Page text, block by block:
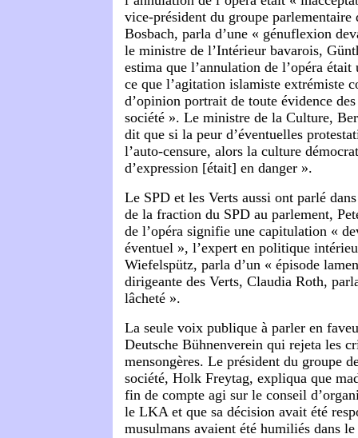
vice-président du groupe
Bosbach, parla d’une « génuflexion
le ministre de l’Intérieur bavarois,
estima que l’annulation de l’opéra
ce que l’agitation islamiste extrémiste
d’opinion portrait de toute évidence
société ». Le ministre de la Culture,
dit que si la peur d’éventuelles
l’auto-censure, alors la culture
d’expression [était] en danger ».
Le SPD et les Verts aussi ont parlé
de la fraction du SPD au parlement,
de l’opéra signifie une capitulation «
éventuel », l’expert en politique
Wiefelspütz, parla d’un « épisode
dirigeante des Verts, Claudia Roth,
lâcheté ».
La seule voix publique à parler en
Deutsche Bühnenverein qui rejeta les
mensongères. Le président du groupe
société, Holk Freytag, expliqua que
fin de compte agi sur le conseil
le LKA et que sa décision avait été
musulmans avaient été humiliés dans